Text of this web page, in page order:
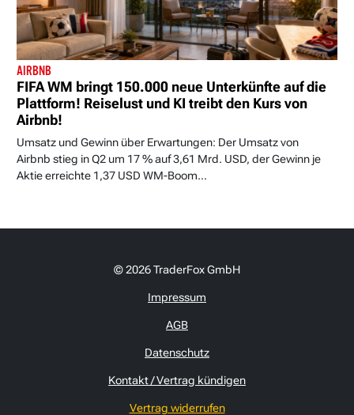
AIRBNB
FIFA WM bringt 150.000 neue Unterkünfte auf die
Plattform! Reiselust und KI treibt den Kurs von
Airbnb!
Umsatz und Gewinn über Erwartungen: Der Umsatz von
Airbnb stieg in Q2 um 17 % auf 3,61 Mrd. USD, der Gewinn je
Aktie erreichte 1,37 USD WM-Boom...
© 2026 TraderFox GmbH
Impressum
AGB
Datenschutz
Kontakt / Vertrag kündigen
Vertrag widerrufen